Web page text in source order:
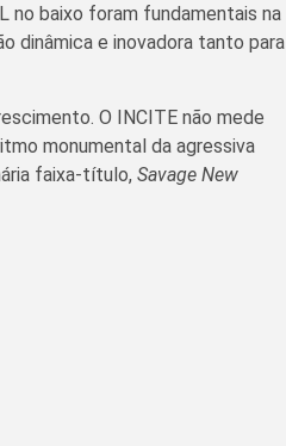
no baixo foram fundamentais na
dinâmica e inovadora tanto para
O INCITE não mede
monumental da agressiva
faixa-título, Savage New